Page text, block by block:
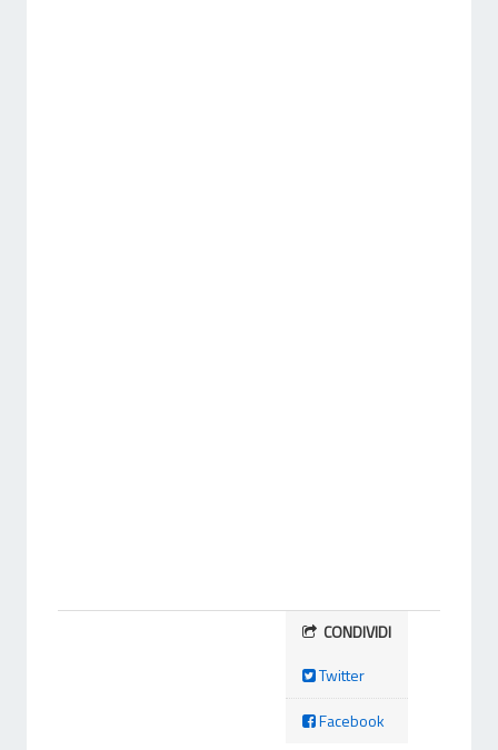
CONDIVIDI
Twitter
Facebook